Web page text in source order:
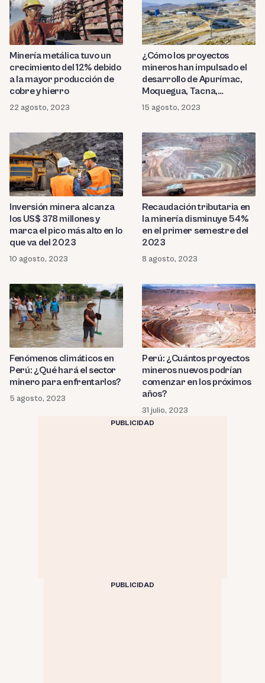
Minería metálica tuvo un
crecimiento del 12% debido
a la mayor producción de
cobre y hierro
22 agosto, 2023
¿Cómo los proyectos
mineros han impulsado el
desarrollo de Apurímac,
Moquegua, Tacna,
Arequipa?
15 agosto, 2023
Inversión minera alcanza
los US$ 378 millones y
marca el pico más alto en lo
que va del 2023
10 agosto, 2023
Recaudación tributaria en
la minería disminuye 54%
en el primer semestre del
2023
8 agosto, 2023
Fenómenos climáticos en
Perú: ¿Qué hará el sector
minero para enfrentarlos?
5 agosto, 2023
Perú: ¿Cuántos proyectos
mineros nuevos podrían
comenzar en los próximos
años?
31 julio, 2023
PUBLICIDAD
PUBLICIDAD